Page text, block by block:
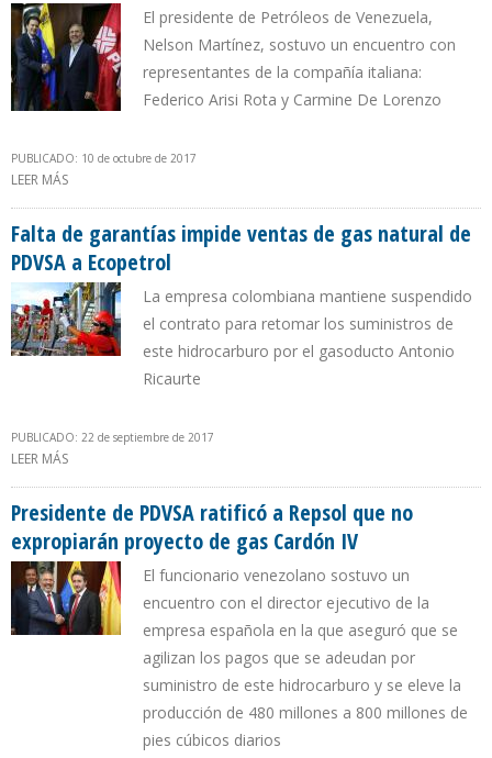
El presidente de Petróleos de Venezuela,
Nelson Martínez, sostuvo un encuentro con
representantes de la compañía italiana:
Federico Arisi Rota y Carmine De Lorenzo
PUBLICADO: 10 de octubre de 2017
LEER MÁS
Falta de garantías impide ventas de gas natural de
PDVSA a Ecopetrol
La empresa colombiana mantiene suspendido
el contrato para retomar los suministros de
este hidrocarburo por el gasoducto Antonio
Ricaurte
PUBLICADO: 22 de septiembre de 2017
LEER MÁS
Presidente de PDVSA ratificó a Repsol que no
expropiarán proyecto de gas Cardón IV
El funcionario venezolano sostuvo un
encuentro con el director ejecutivo de la
empresa española en la que aseguró que se
agilizan los pagos que se adeudan por
suministro de este hidrocarburo y se eleve la
producción de 480 millones a 800 millones de
pies cúbicos diarios